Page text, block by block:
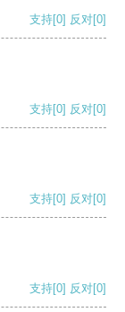
支持[0] 反对[0]
支持[0] 反对[0]
支持[0] 反对[0]
支持[0] 反对[0]